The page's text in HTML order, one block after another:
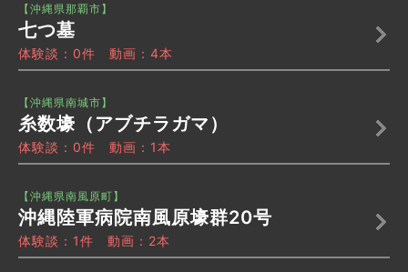
【沖縄県那覇市】
七つ墓
体験談：0件 動画：4本
【沖縄県南城市】
糸数壕（アブチラガマ）
体験談：0件 動画：1本
【沖縄県南風原町】
沖縄陸軍病院南風原壕群20号
体験談：1件 動画：2本